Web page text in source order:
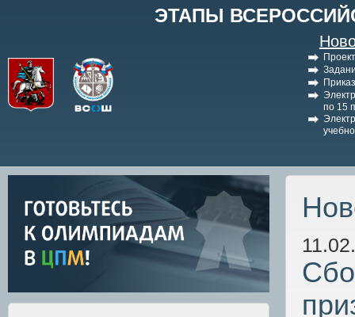
ЭТАПЫ
по 15